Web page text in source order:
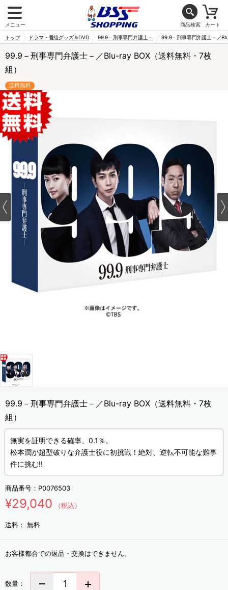
メニュー 商品検索 カート
トップ ドラマ・番組グッズ＆DVD 99.9－刑事専門弁護士－ 99.9－刑事専門弁護士－／
99.9－刑事専門弁護士－／Blu-ray BOX（送料無料・7枚
組）
送料無料
99.9－刑事専門弁護士－／Blu-ray BOX（送料無料・7枚
組）
無実を証明できる確率、0.1％。
松本潤が超型破りな弁護士役に初挑戦！絶対、逆転不可能な難事
件に挑む!!
商品番号： P0076503
¥29,040 （税込）
送料： 無料
お客様都合での返品・交換はできません。
数量：